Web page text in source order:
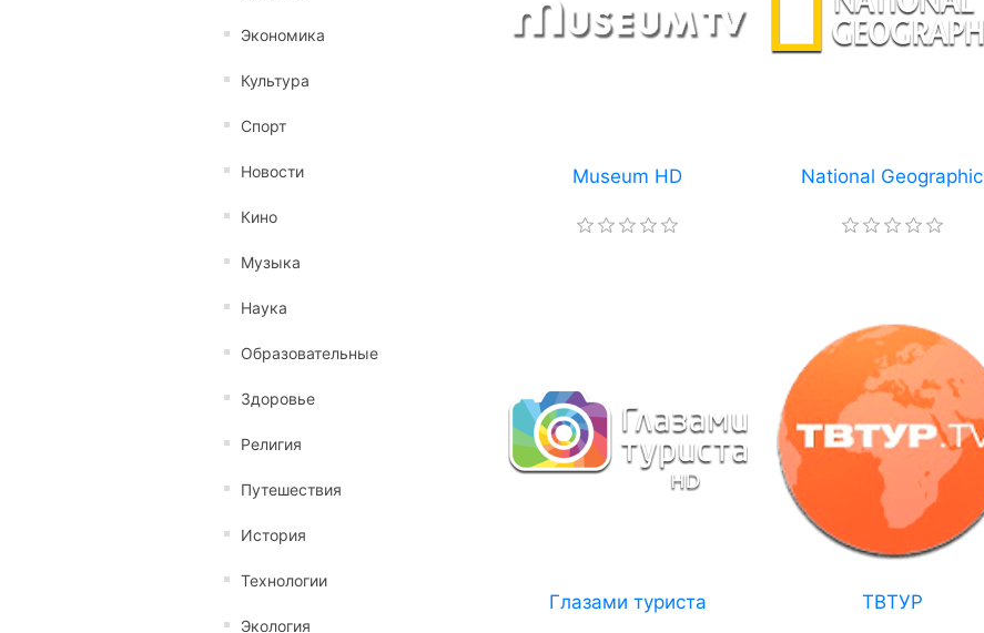
Экономика
Культура
Спорт
Новости
Кино
Музыка
Наука
Образовательные
Здоровье
Религия
Путешествия
История
Технологии
Экология
Museum HD National Geographic
Глазами туриста ТВТУР